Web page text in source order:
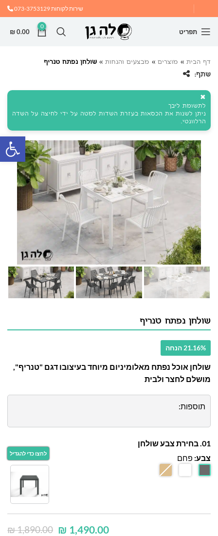
שירות לקוחות073-3753129
תפריט
0
₪0.00
דף הבית » מוצרים » מבצעים והנחות » שולחן נפתח טנריף
שתף:
✖
לתשומת ליבך
ניתן לשנות את הכסאות בעזרת השדות למטה על ידי לחיצה על השדה
הרלוונטי.
שולחן נפתח טנריף
21.16% הנחה
שולחן אוכל נפתח מאלומיניום מיוחד בעיצובו דגם "טנריף",
מושלם לחצר ולבית
תוספות:
01. בחירת צבע שולחן
צבע: פחם
₪1,890.00 ₪ 1,490.00